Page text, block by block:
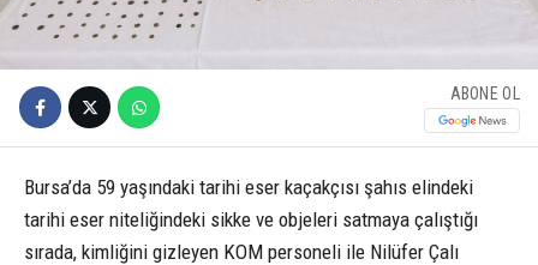
ABONE OL
Bursa’da 59 yaşındaki tarihi eser kaçakçısı şahıs elindeki
tarihi eser niteliğindeki sikke ve objeleri satmaya çalıştığı
sırada, kimliğini gizleyen KOM personeli ile Nilüfer Çalı